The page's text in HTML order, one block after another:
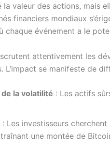
valeur des actions, mais
financiers mondiaux
chaque événement a le
attentivement les
L’impact se manifeste de
la volatilité : Les actifs
: Les investisseurs
une montée de